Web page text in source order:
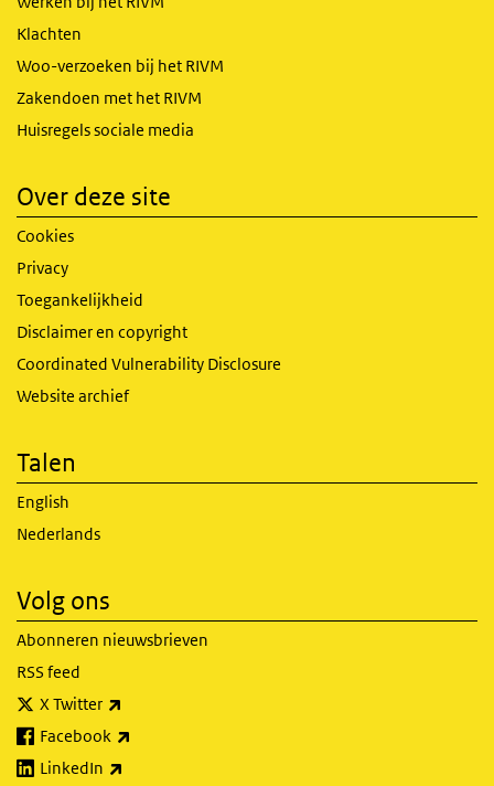
Klachten
Woo-verzoeken bij het RIVM
Zakendoen met het RIVM
Huisregels sociale media
Over deze site
Cookies
Privacy
Toegankelijkheid
Disclaimer en copyright
Coordinated Vulnerability Disclosure
Website archief
Talen
English
Nederlands
Volg ons
Abonneren nieuwsbrieven
RSS feed
X Twitter
Facebook
LinkedIn